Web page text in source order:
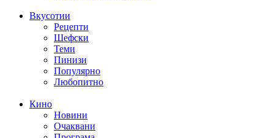
Вкусотии
Рецепти
Шефски
Теми
Пинизи
Популярно
Любопитно
Кино
Новини
Очаквани